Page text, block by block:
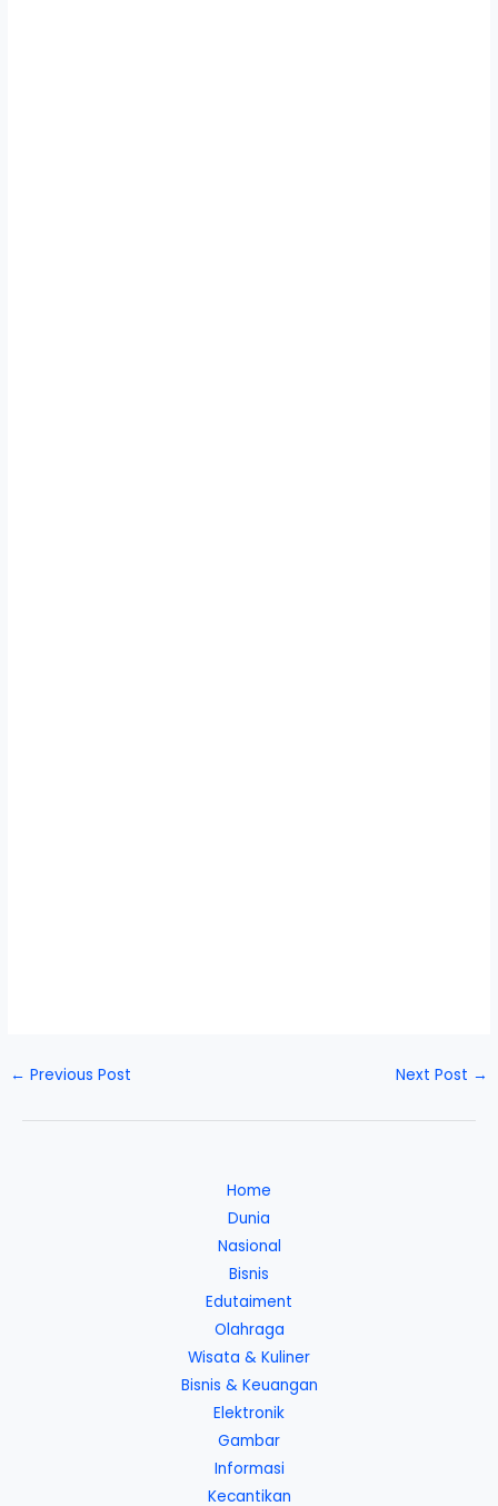
← Previous Post Next Post →
Home
Dunia
Nasional
Bisnis
Edutaiment
Olahraga
Wisata & Kuliner
Bisnis & Keuangan
Elektronik
Gambar
Informasi
Kecantikan